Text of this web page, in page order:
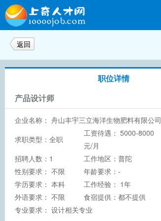
返回
职位详情
产品设计师
企业名称： 舟山丰宇三立海洋生物肥料有限公司
求职类型：全职
工资待遇： 5000-8000
元/月
招聘人数：1
工作地区：普陀
性别要求： 不限
年龄要求：-
学历要求： 本科
工作经验： 1年
外语要求： 不限
食宿提供：都不提供
专业要求： 设计相关专业